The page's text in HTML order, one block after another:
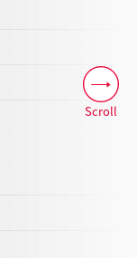
Scroll